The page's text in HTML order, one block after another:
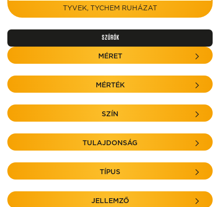
TYVEK, TYCHEM RUHÁZAT
SZŰRŐK
MÉRET
MÉRTÉK
SZÍN
TULAJDONSÁG
TÍPUS
JELLEMZŐ